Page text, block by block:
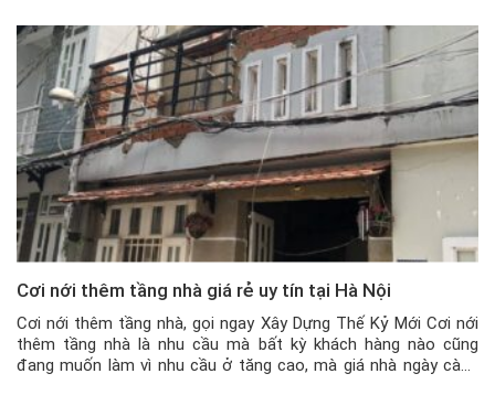
Cơi nới thêm tầng nhà giá rẻ uy tín tại Hà Nội
Cơi nới thêm tầng nhà, gọi ngay Xây Dựng Thế Kỷ Mới Cơi nới
thêm tầng nhà là nhu cầu mà bất kỳ khách hàng nào cũng
đang muốn làm vì nhu cầu ở tăng cao, mà giá nhà ngày càng